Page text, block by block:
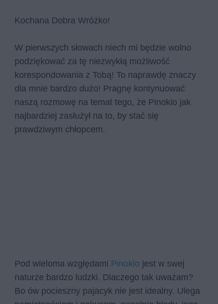
Kochana Dobra Wróżko!
W pierwszych słowach niech mi będzie wolno
podziękować za tę niezwykłą możliwość
korespondowania z Tobą! To naprawdę znaczy
dla mnie bardzo dużo! Pragnę kontynuować
naszą rozmowę na temat tego, że Pinokio jak
najbardziej zasłużył na to, by stać się
prawdziwym chłopcem.
Pod wieloma względami Pinokio jest w swej
naturze bardzo ludzki. Dlaczego tak uważam?
Bo ów pocieszny pajacyk nie jest idealny. Ulega